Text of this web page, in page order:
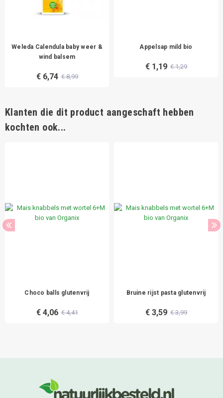
Weleda Calendula baby weer &
wind balsem
€ 6,74 € 8,99
Appelsap mild bio
€ 1,19 € 1,29
Klanten die dit product aangeschaft hebben
kochten ook...
Choco balls glutenvrij
€ 4,06 € 4,41
Bruine rijst pasta glutenvrij
€ 3,59 € 3,99